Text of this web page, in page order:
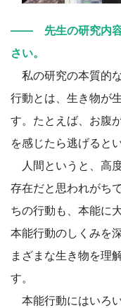
―― 先生の研究内容
さい。
私の研究の本質的
行動とは、生き物が
す。たとえば、お腹
を感じたら逃げると
人間というと、高
存在だと思われがち
ちの行動も、本能に
本能行動のしくみを
まざまな生き物を理
す。
本能行動にはいろ